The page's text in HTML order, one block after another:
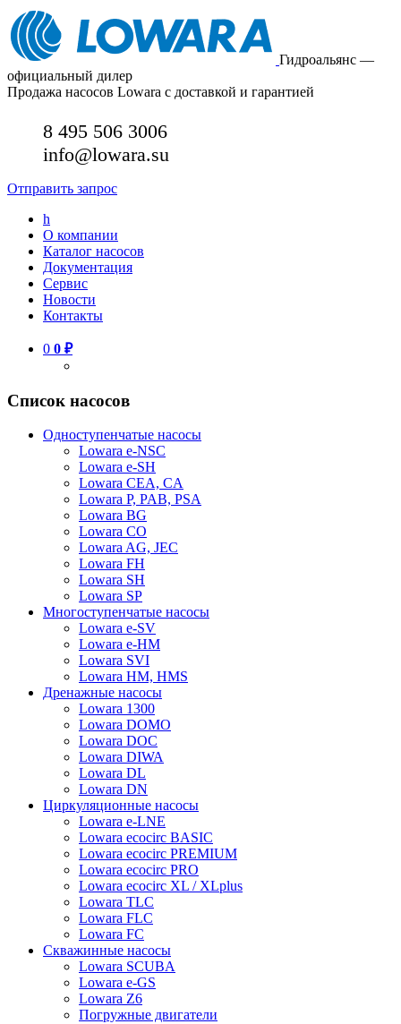
Гидроальянс —
официальный дилер
Продажа насосов Lowara с доставкой и гарантией
8 495 506 3006
info@lowara.su
Отправить запрос
h
О компании
Каталог насосов
Документация
Сервис
Новости
Контакты
0 0 ₽
Список насосов
Одноступенчатые насосы
Lowara e-NSC
Lowara e-SH
Lowara CEA, CA
Lowara P, PAB, PSA
Lowara BG
Lowara CO
Lowara AG, JEC
Lowara FH
Lowara SH
Lowara SP
Многоступенчатые насосы
Lowara e-SV
Lowara e-HM
Lowara SVI
Lowara HM, HMS
Дренажные насосы
Lowara 1300
Lowara DOMO
Lowara DOC
Lowara DIWA
Lowara DL
Lowara DN
Циркуляционные насосы
Lowara e-LNE
Lowara ecocirc BASIC
Lowara ecocirc PREMIUM
Lowara ecocirc PRO
Lowara ecocirc XL / XLplus
Lowara TLC
Lowara FLC
Lowara FC
Скважинные насосы
Lowara SCUBA
Lowara e-GS
Lowara Z6
Погружные двигатели